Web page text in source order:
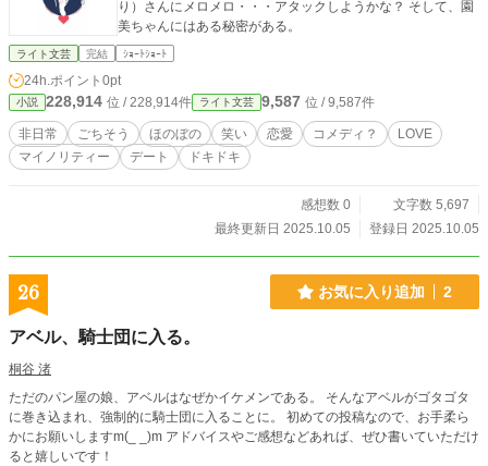
り）さんにメロメロ・・・アタックしようかな？ そして、園
美ちゃんにはある秘密がある。
ライト文芸 完結 ｼｮｰﾄｼｮｰﾄ
24h.ポイント 0pt
小説 228,914 位 / 228,914件 ライト文芸 9,587 位 / 9,587件
非日常 ごちそう ほのぼの 笑い 恋愛 コメディ？
LOVE
マイノリティー
デート ドキドキ
感想数 0
文字数 5,697
最終更新日 2025.10.05
登録日 2025.10.05
26 お気に入り追加 2
アベル、騎士団に入る。
桐谷 渚
ただのパン屋の娘、アベルはなぜかイケメンである。 そんなアベルがゴタゴタ
に巻き込まれ、強制的に騎士団に入ることに。 初めての投稿なので、お手柔ら
かにお願いしますm(_ _)m アドバイスやご感想などあれば、ぜひ書いていただけ
ると嬉しいです！